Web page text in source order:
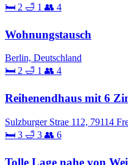
🛏 2 🛁 1 👥 4
Wohnungstausch
Berlin, Deutschland
🛏 2 🛁 1 👥 4
Reihenendhaus mit 6
Sulzburger Strae 112, 79114
🛏 3 🛁 3 👥 6
Tolle Lage nahe von